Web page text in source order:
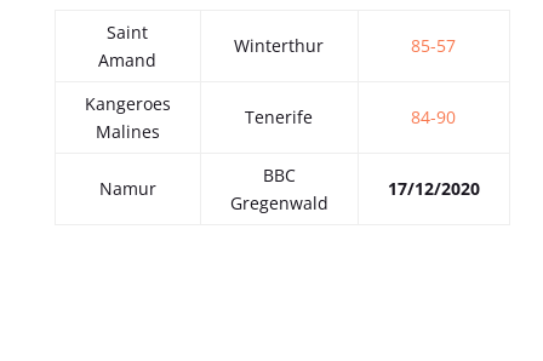
Saint
Amand
Winterthur 85-57
Kangeroes
Malines
Tenerife 84-90
Namur
BBC
Gregenwald
17/12/2020